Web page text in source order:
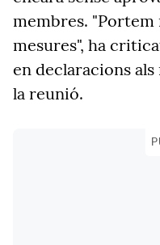
membres. "Portem
mesures", ha
en declaracions
la reunió.